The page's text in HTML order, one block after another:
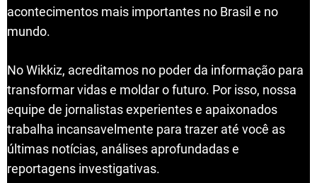
acontecimentos mais importantes no Brasil e no
mundo.
No Wikkiz, acreditamos no poder da informação para
transformar vidas e moldar o futuro. Por isso, nossa
equipe de jornalistas experientes e apaixonados
trabalha incansavelmente para trazer até você as
últimas notícias, análises aprofundadas e
reportagens investigativas.